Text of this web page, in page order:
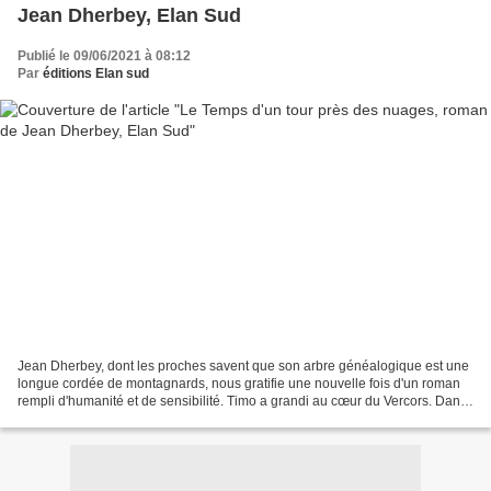
Jean Dherbey, Elan Sud
Publié le 09/06/2021 à 08:12
Par éditions Elan sud
Jean Dherbey, dont les proches savent que son arbre généalogique est une
longue cordée de montagnards, nous gratifie une nouvelle fois d'un roman
rempli d'humanité et de sensibilité. Timo a grandi au cœur du Vercors. Dans